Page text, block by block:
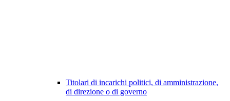
Titolari di incarichi politici, di amministrazione,
di direzione o di governo